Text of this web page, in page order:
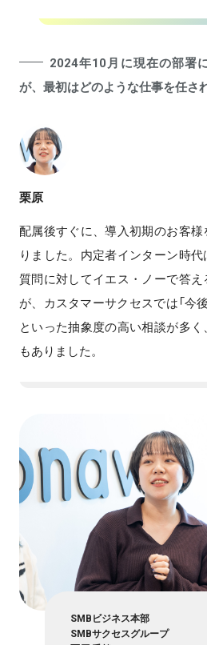
2024年10月に現在の部署
が、最初はどのような仕事を任さ
栗原
配属後すぐに、導入初期のお客
りました。内定者インターン時
質問に対してイエス・ノーで答
が、カスタマーサクセスでは「今
といった抽象度の高い相談が多
もありました。
SMBビジネス本部
SMBサクセスグループ